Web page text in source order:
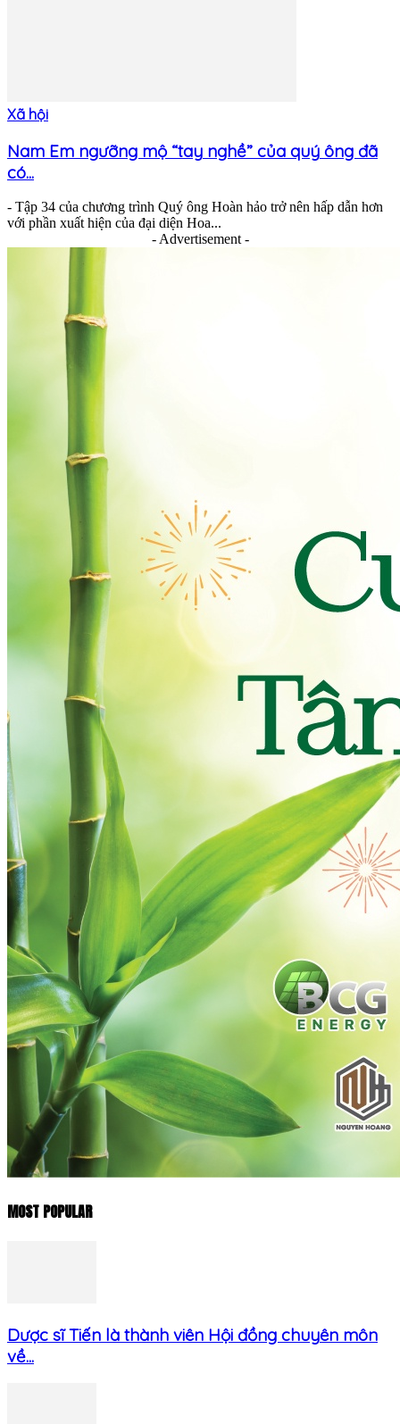
Xã hội
Nam Em ngưỡng mộ “tay nghề” của quý ông đã
có...
- Tập 34 của chương trình Quý ông Hoàn hảo trở nên hấp dẫn hơn
với phần xuất hiện của đại diện Hoa...
- Advertisement -
MOST POPULAR
Dược sĩ Tiến là thành viên Hội đồng chuyên môn
về...